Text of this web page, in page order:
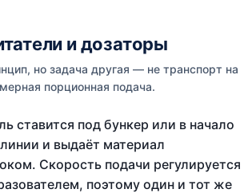
и дозаторы
но задача другая — не транспорт на
порционная подача.
ставится под бункер или в начало
и выдаёт материал
Скорость подачи регулируется
поэтому один и тот же